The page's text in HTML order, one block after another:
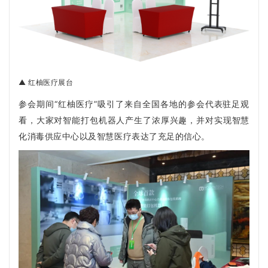
▲ 红柚医疗展台
参会期间“红柚医疗”吸引了来自全国各地的参会代表驻足观
看，大家对智能打包机器人产生了浓厚兴趣，并对实现智慧
化消毒供应中心以及智慧医疗表达了充足的信心。